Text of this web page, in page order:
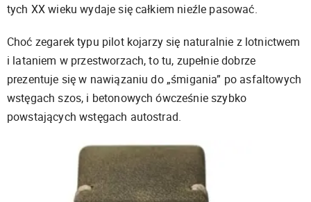
tych XX wieku wydaje się całkiem nieźle pasować.
Choć zegarek typu pilot kojarzy się naturalnie z lotnictwem
i lataniem w przestworzach, to tu, zupełnie dobrze
prezentuje się w nawiązaniu do „śmigania” po asfaltowych
wstęgach szos, i betonowych ówcześnie szybko
powstających wstęgach autostrad.